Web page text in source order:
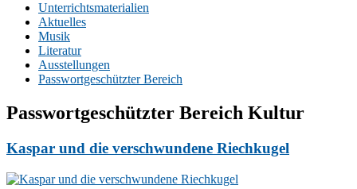
Unterrichtsmaterialien
Aktuelles
Musik
Literatur
Ausstellungen
Passwortgeschützter Bereich
Passwortgeschützter Bereich Kultur
Kaspar und die verschwundene Riechkugel